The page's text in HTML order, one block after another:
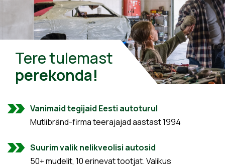
Tere tulemast
perekonda!
Vanimaid tegijaid Eesti autoturul
Mutlibränd-firma teerajajad aastast 1994
Suurim valik nelikveolisi autosid
50+ mudelit, 10 erinevat tootjat. Valikus